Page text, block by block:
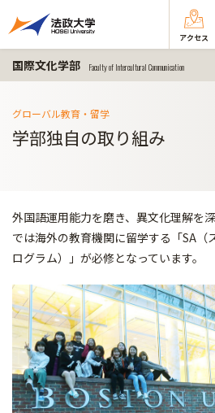
アクセス
国際文化学部 Faculty of Intercultural Communication
グローバル教育・留学
学部独自の取り組み
外国語運用能力を磨き、異文化理解を
では海外の教育機関に留学する「SA（
ログラム）」が必修となっています。